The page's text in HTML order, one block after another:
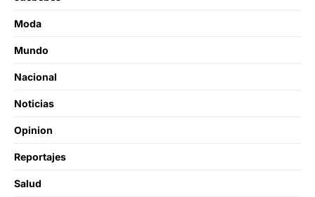
Moda
Mundo
Nacional
Noticias
Opinion
Reportajes
Salud